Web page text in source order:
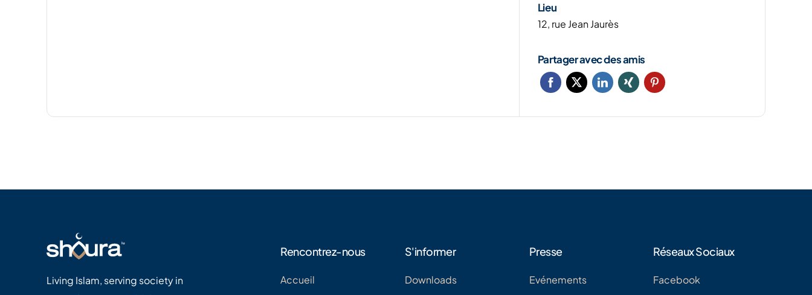
Lieu
12, rue Jean Jaurès
Partager avec des amis
Living Islam, serving society in
Rencontrez-nous
Accueil
S'informer
Downloads
Presse
Evénements
Réseaux Sociaux
Facebook